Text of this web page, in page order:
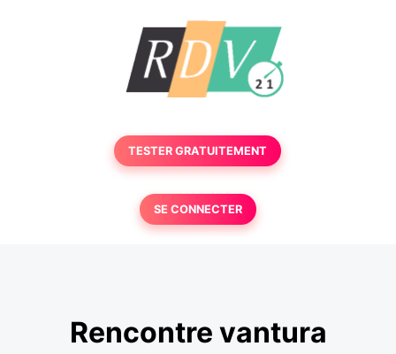
TESTER GRATUITEMENT
SE CONNECTER
Rencontre vantura